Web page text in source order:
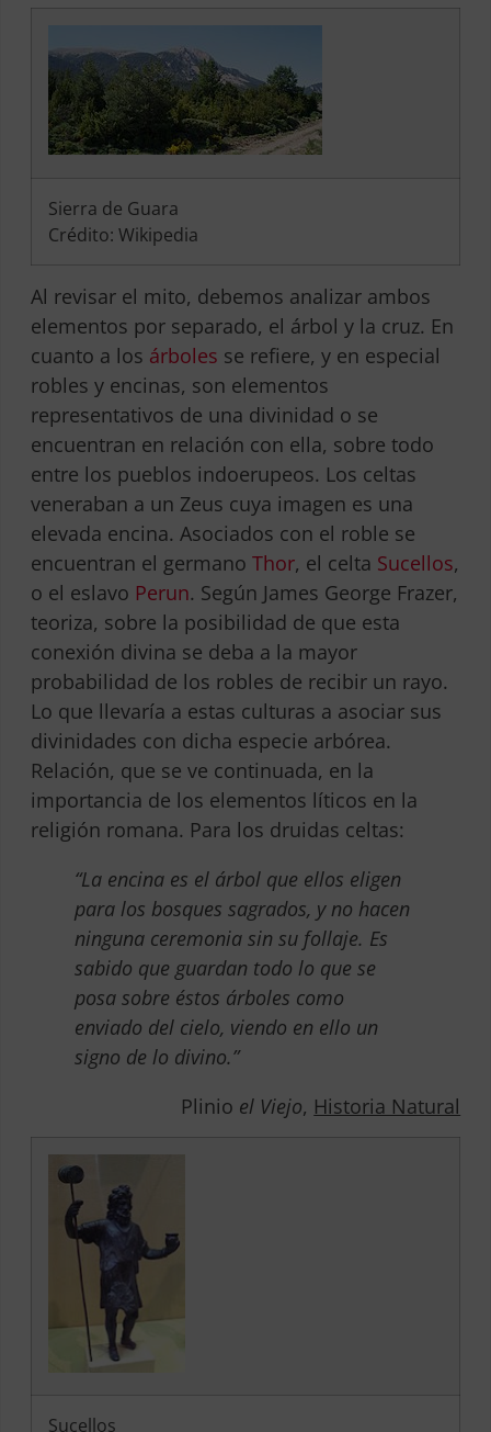
Sierra de Guara
Crédito: Wikipedia
Al revisar el mito, debemos analizar ambos
elementos por separado, el árbol y la cruz. En
cuanto a los árboles se refiere, y en especial
robles y encinas, son elementos
representativos de una divinidad o se
encuentran en relación con ella, sobre todo
entre los pueblos indoerupeos. Los celtas
veneraban a un Zeus cuya imagen es una
elevada encina. Asociados con el roble se
encuentran el germano Thor, el celta Sucellos,
o el eslavo Perun. Según James George Frazer,
teoriza, sobre la posibilidad de que esta
conexión divina se deba a la mayor
probabilidad de los robles de recibir un rayo.
Lo que llevaría a estas culturas a asociar sus
divinidades con dicha especie arbórea.
Relación, que se ve continuada, en la
importancia de los elementos líticos en la
religión romana. Para los druidas celtas:
“La encina es el árbol que ellos eligen
para los bosques sagrados, y no hacen
ninguna ceremonia sin su follaje. Es
sabido que guardan todo lo que se
posa sobre éstos árboles como
enviado del cielo, viendo en ello un
signo de lo divino.”
Plinio el Viejo, Historia Natural
Sucellos